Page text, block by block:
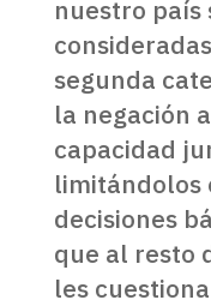
nuestro país
segunda
la negación
capacidad
limitándolos
decisiones
que al resto
les